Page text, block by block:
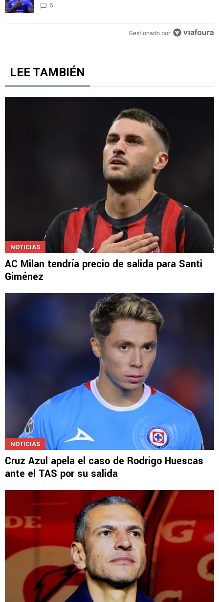
5
Gestionado por
LEE TAMBIÉN
NOTICIAS
AC Milan tendría precio de salida para Santi
Giménez
NOTICIAS
Cruz Azul apela el caso de Rodrigo Huescas
ante el TAS por su salida